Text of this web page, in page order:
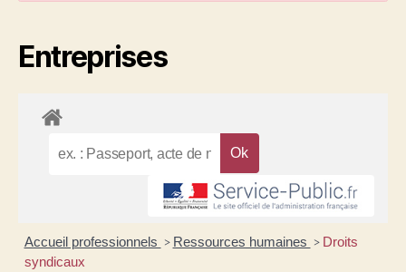
Entreprises
Accueil professionnels > Ressources humaines > Droits
syndicaux